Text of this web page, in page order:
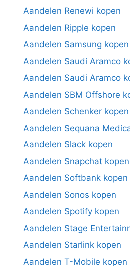
Aandelen Renewi kopen
Aandelen Ripple kopen
Aandelen Samsung kopen
Aandelen Saudi Aramco
Aandelen Saudi Aramco
Aandelen SBM Offshore
Aandelen Schenker kopen
Aandelen Sequana
Aandelen Slack kopen
Aandelen Snapchat kopen
Aandelen Softbank kopen
Aandelen Sonos kopen
Aandelen Spotify kopen
Aandelen Stage
Aandelen Starlink kopen
Aandelen T-Mobile kopen